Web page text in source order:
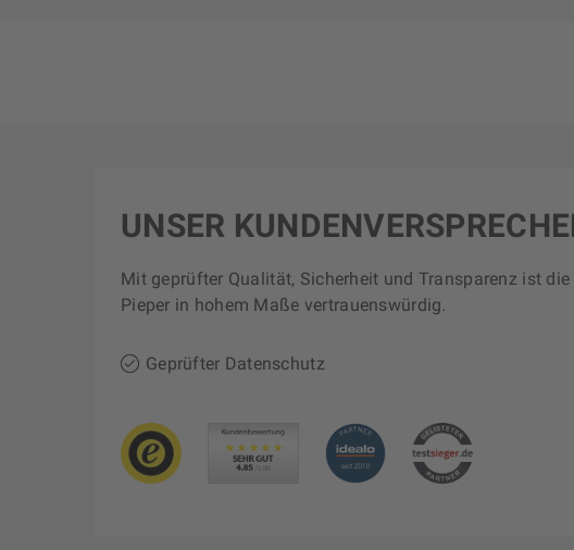
UNSER
Mit geprüfter Qualität, Sicherheit und Transparenz ist
Pieper in hohem Maße vertrauenswürdig.
Geprüfter Datenschutz